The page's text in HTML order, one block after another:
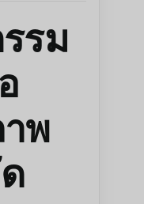
รม
พ